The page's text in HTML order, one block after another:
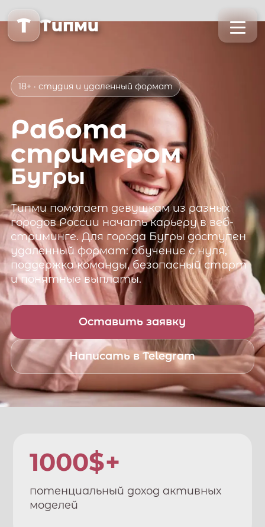
T Типми
18+ · студия и удаленный формат
Работа
стримером
Бугры
Типмипомогает девушкам из разных
городов России начать карьеру в веб-
стриминге. Для города Бугры доступен
удаленный формат: обучение с нуля,
поддержка команды, безопасный старт
и понятные выплаты.
Оставить заявку
Написать в Telegram
1000$+
потенциальный доход активных
моделей